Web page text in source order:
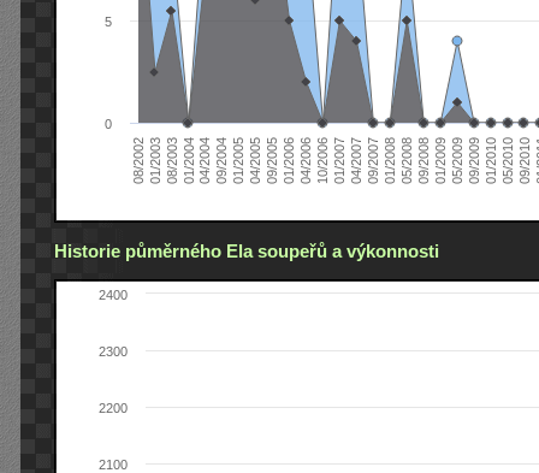
08/200201/200308/200301/200404/200409/200401/200504/200509/200501/200604/200610/200601/200704/200709/200701/200805/200809/200801/200905/200909/200901/201005/201009/2010
0
5
Historie půměrného Ela soupeřů a výkonnosti
2100
2200
2300
2400